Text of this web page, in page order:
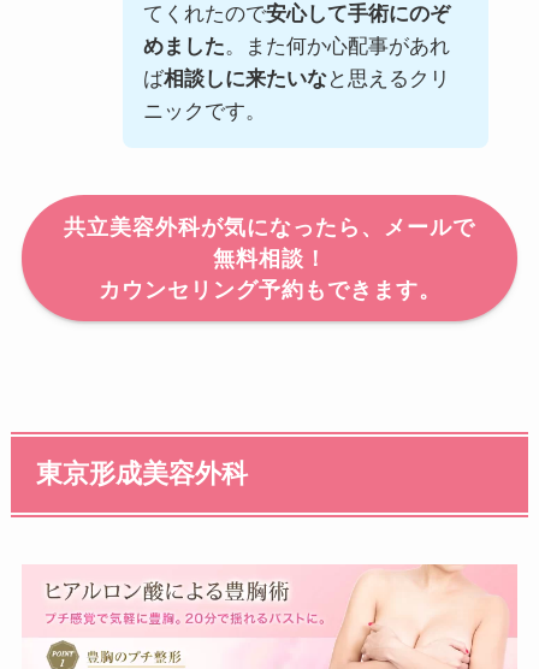
てくれたので安心して手術にのぞ
めました。また何か心配事があれ
ば相談しに来たいなと思えるクリ
ニックです。
共立美容外科が気になったら、メールで
無料相談！
カウンセリング予約もできます。
東京形成美容外科